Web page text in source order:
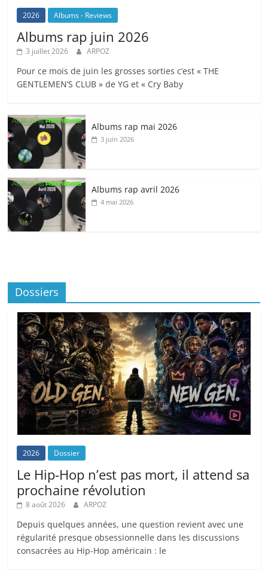
2026 Albums - Reviews
Albums rap juin 2026
3 juillet 2026 ARPOZ
Pour ce mois de juin les grosses sorties c’est « THE
GENTLEMEN’S CLUB » de YG et « Cry Baby
Albums rap mai 2026
3 juin 2026
Albums rap avril 2026
4 mai 2026
Dossiers
2026 Dossier
Le Hip-Hop n’est pas mort, il attend sa
prochaine révolution
8 août 2026 ARPOZ
Depuis quelques années, une question revient avec une
régularité presque obsessionnelle dans les discussions
consacrées au Hip-Hop américain : le